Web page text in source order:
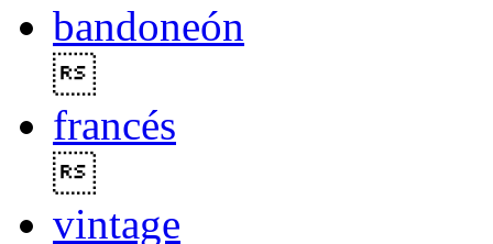
bandoneón
francés
vintage